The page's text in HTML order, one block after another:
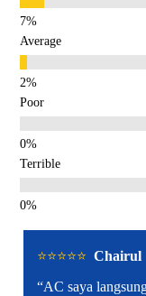
Average
Poor
Terrible
⭐️⭐️⭐️⭐️⭐️ Chairul
“AC saya